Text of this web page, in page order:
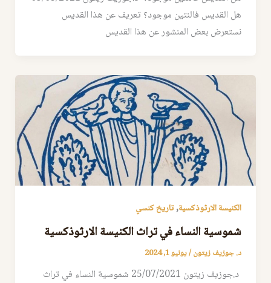
هل القديس فالنتين موجود؟ تعريف عن هذا القديس
نستعرض بعض المنشور عن هذا القديس
الكنيسة الارثوذكسية,تاريخ كنسي
شموسية النساء في تراث الكنيسة الارثوذكسية
د. جوزيف زيتون/يونيو 1, 2024
د.جوزيف زيتون 25/07/2021 شموسية النساء في تراث